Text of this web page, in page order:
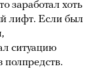
заработал хоть
лифт. Если был
ситуацию
полпредств.